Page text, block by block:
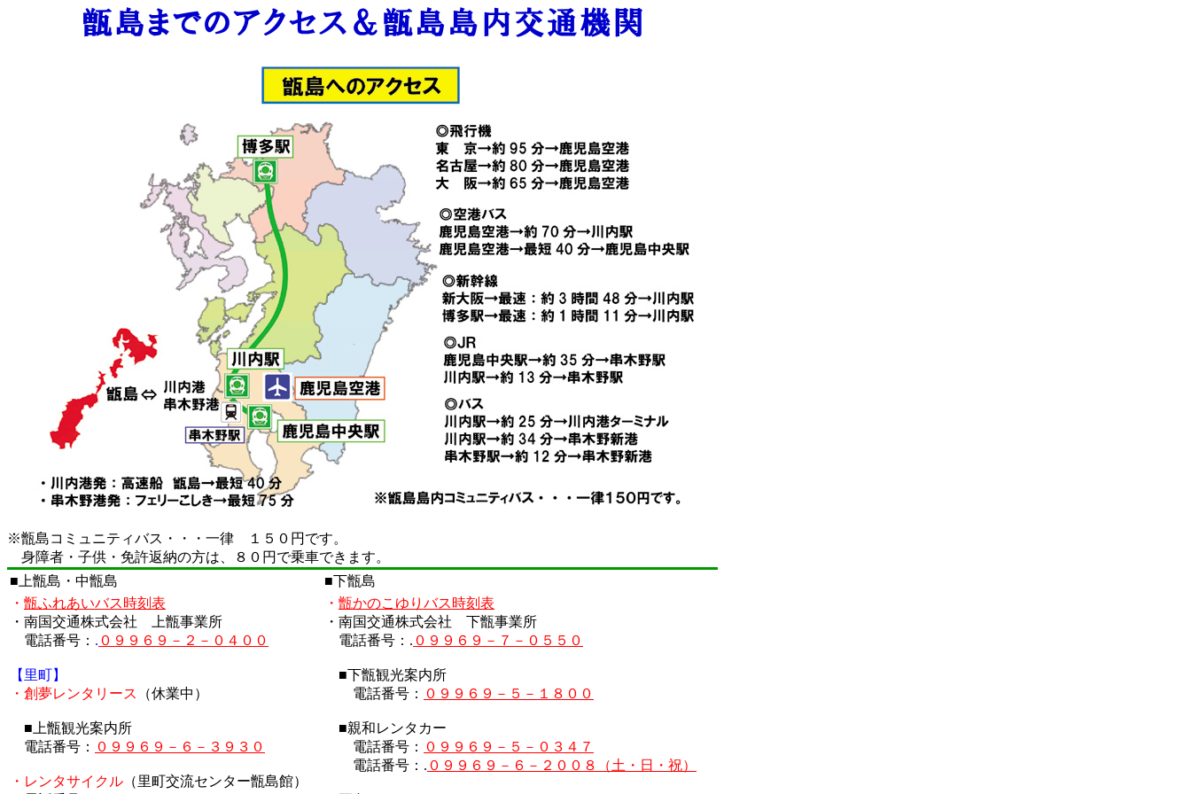
※甑島コミュニティバス・・・一律 １５０円です。
身障者・子供・免許返納の方は、８０円で乗車できます。
■上甑島・中甑島
■下甑島
・ 甑ふれあいバス時刻表
・南国交通株式会社 上甑事業所
電話番号： . ０９９６９－２－０４００
【里町】
・創夢レンタリース
（休業中）
■上甑観光案内所
電話番号： ０９９６９－６－３９３０
・レンタサイクル （里町交流センター甑島館）
・ 甑かのこゆりバス時刻表
・南国交通株式会社 下甑事業所
電話番号：. ０９９６９－７－０５５０
■下甑観光案内所
電話番号： ０９９６９－５－１８００
■親和レンタカー
電話番号： ０９９６９－５－０３４７
電話番号：. ０９９６９－６－２００８（土・日・祝）